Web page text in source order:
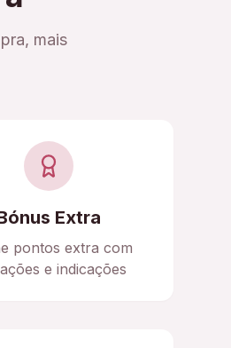
mais
Extra
pontos extra com
e indicações